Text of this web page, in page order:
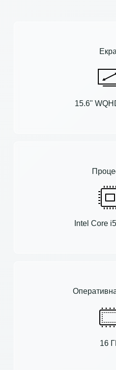
15.6"
Intel Core
16